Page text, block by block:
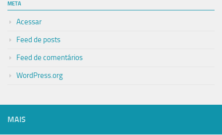
META
Acessar
Feed de posts
Feed de comentários
WordPress.org
MAIS